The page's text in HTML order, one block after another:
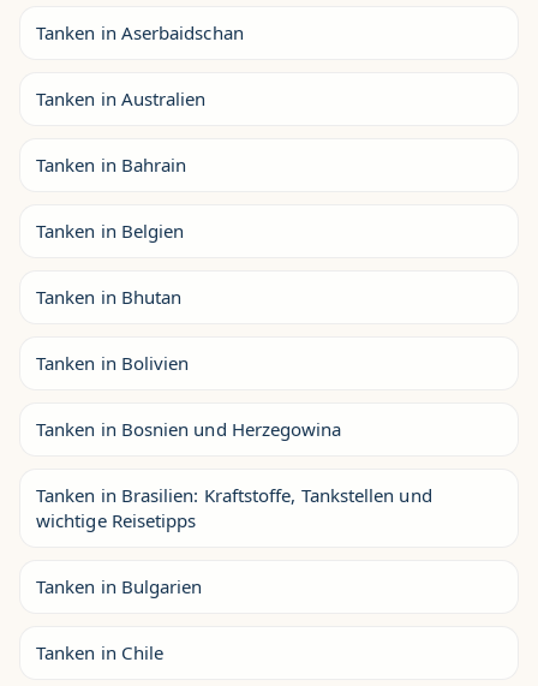
Tanken in Aserbaidschan
Tanken in Australien
Tanken in Bahrain
Tanken in Belgien
Tanken in Bhutan
Tanken in Bolivien
Tanken in Bosnien und Herzegowina
Tanken in Brasilien: Kraftstoffe, Tankstellen und
wichtige Reisetipps
Tanken in Bulgarien
Tanken in Chile